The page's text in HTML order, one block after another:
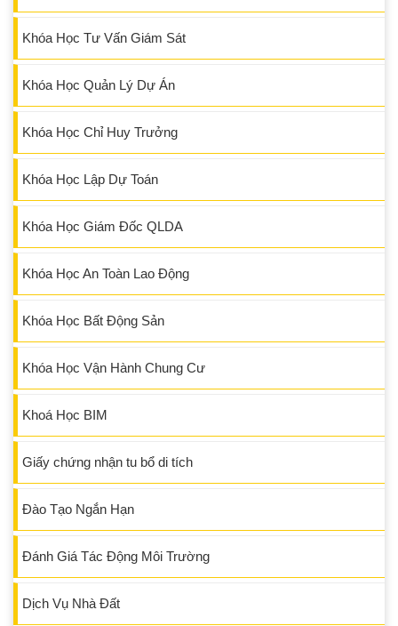
Khóa Học Tư Vấn Giám Sát
Khóa Học Quản Lý Dự Án
Khóa Học Chỉ Huy Trưởng
Khóa Học Lập Dự Toán
Khóa Học Giám Đốc QLDA
Khóa Học An Toàn Lao Động
Khóa Học Bất Động Sản
Khóa Học Vận Hành Chung Cư
Khoá Học BIM
Giấy chứng nhận tu bổ di tích
Đào Tạo Ngắn Hạn
Đánh Giá Tác Động Môi Trường
Dịch Vụ Nhà Đất